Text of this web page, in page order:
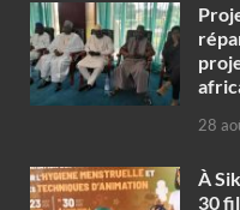
28
À
30